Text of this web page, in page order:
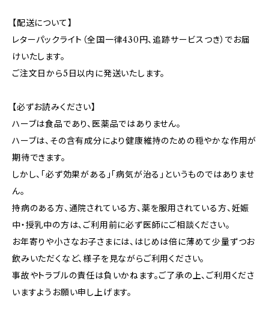
【配送について】
レターパックライト（全国一律430円、追跡サービスつき）でお届
けいたします。
ご注文日から5日以内に発送いたします。
【必ずお読みください】
ハーブは食品であり、医薬品ではありません。
ハーブは、その含有成分により健康維持のための穏やかな作用が
期待できます。
しかし、「必ず効果がある」「病気が治る」というものではありませ
ん。
持病のある方、通院されている方、薬を服用されている方、妊娠
中・授乳中の方は、ご利用前に必ず医師にご相談ください。
お年寄りや小さなお子さまには、はじめは倍に薄めて少量ずつお
飲みいただくなど、様子を見ながらご利用ください。
事故やトラブルの責任は負いかねます。ご了承の上、ご利用くださ
いますようお願い申し上げます。